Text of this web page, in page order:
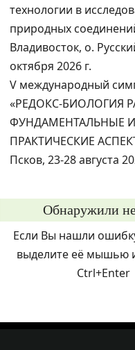
технологии в
природных
Владивосток, о.
октября 2026 г.
V международный
«РЕДОКС-БИОЛОГИЯ
ФУНДАМЕНТАЛЬНЫЕ И
ПРАКТИЧЕСКИЕ
Псков, 23-28 августа
Обнаружили
Если Вы нашли
выделите её мышью
Ctrl+Enter